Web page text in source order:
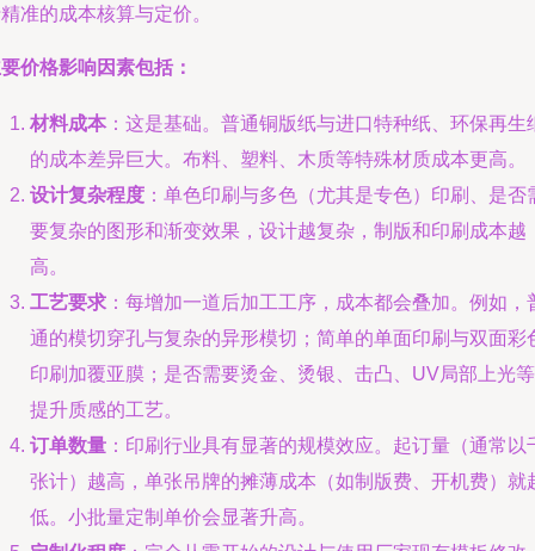
准的成本核算与定价。
价格影响因素包括：
材料成本 ：这是基础。普通铜版纸与进口特种纸、环保再生
的成本差异巨大。布料、塑料、木质等特殊材质成本更高。
设计复杂程度 ：单色印刷与多色（尤其是专色）印刷、是否
要复杂的图形和渐变效果，设计越复杂，制版和印刷成本越
高。
工艺要求 ：每增加一道后加工工序，成本都会叠加。例如，
通的模切穿孔与复杂的异形模切；简单的单面印刷与双面彩
印刷加覆亚膜；是否需要烫金、烫银、击凸、UV局部上光等
提升质感的工艺。
订单数量 ：印刷行业具有显著的规模效应。起订量（通常以
张计）越高，单张吊牌的摊薄成本（如制版费、开机费）就
低。小批量定制单价会显著升高。